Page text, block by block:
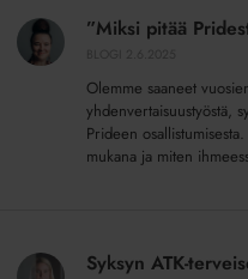
pitää
Pridestä
huudella?”
”Miksi pitää
Olemme saaneet
yhdenvertaisuustyöstä,
Prideen
mukana ja miten
Syksyn ATK-